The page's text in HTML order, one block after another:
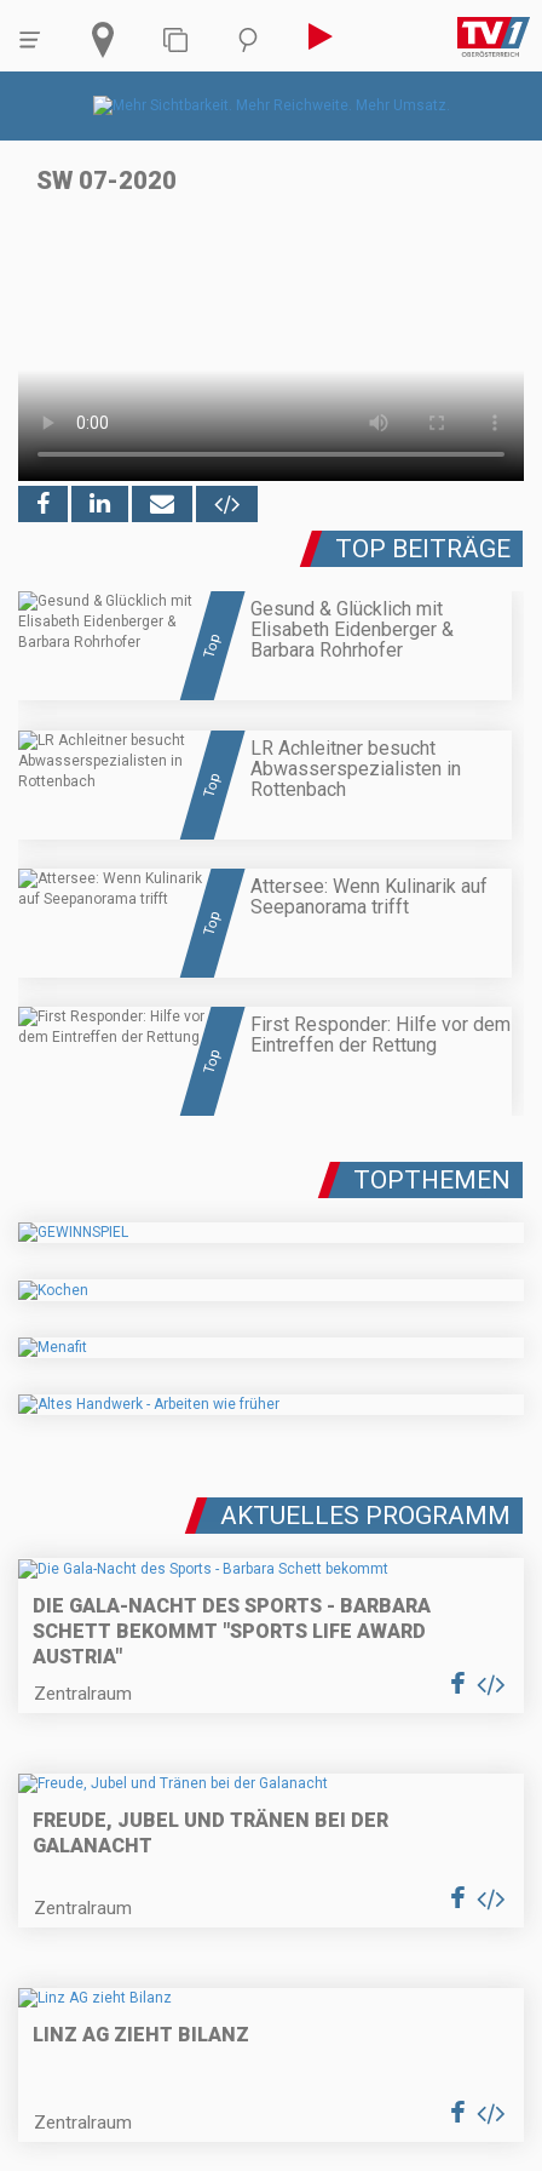
SW 07-2020
TOP BEITRÄGE
Top
Gesund & Glücklich mit
Elisabeth Eidenberger &
Barbara Rohrhofer
Top
LR Achleitner besucht
Abwasserspezialisten in
Rottenbach
Top
Attersee: Wenn Kulinarik auf
Seepanorama trifft
Top
First Responder: Hilfe vor dem
Eintreffen der Rettung
TOPTHEMEN
AKTUELLES PROGRAMM
DIE GALA-NACHT DES SPORTS - BARBARA
SCHETT BEKOMMT "SPORTS LIFE AWARD
AUSTRIA"
Zentralraum
FREUDE, JUBEL UND TRÄNEN BEI DER
GALANACHT
Zentralraum
LINZ AG ZIEHT BILANZ
Zentralraum